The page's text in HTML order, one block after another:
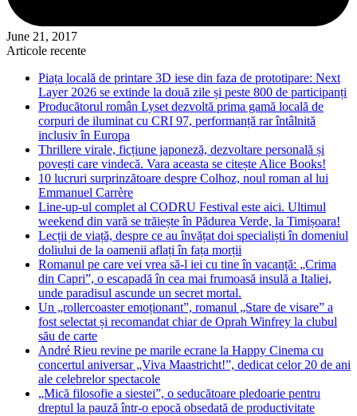
June 21, 2017
Articole recente
Piața locală de printare 3D iese din faza de prototipare: Next
Layer 2026 se extinde la două zile și peste 800 de participanți
Producătorul român Lyset dezvoltă prima gamă locală de
corpuri de iluminat cu CRI 97, performanță rar întâlnită
inclusiv în Europa
Thrillere virale, ficțiune japoneză, dezvoltare personală și
povești care vindecă. Vara aceasta se citește Alice Books!
10 lucruri surprinzătoare despre Colhoz, noul roman al lui
Emmanuel Carrère
Line-up-ul complet al CODRU Festival este aici. Ultimul
weekend din vară se trăiește în Pădurea Verde, la Timișoara!
Lecții de viață, despre ce au învățat doi specialiști în domeniul
doliului de la oamenii aflați în fața morții
Romanul pe care vei vrea să-l iei cu tine în vacanță: „Crima
din Capri”, o escapadă în cea mai frumoasă insulă a Italiei,
unde paradisul ascunde un secret mortal.
Un „rollercoaster emoționant”, romanul „Stare de visare” a
fost selectat și recomandat chiar de Oprah Winfrey la clubul
său de carte
André Rieu revine pe marile ecrane la Happy Cinema cu
concertul aniversar „Viva Maastricht!”, dedicat celor 20 de ani
ale celebrelor spectacole
„Mică filosofie a siestei”, o seducătoare pledoarie pentru
dreptul la pauză într-o epocă obsedată de productivitate